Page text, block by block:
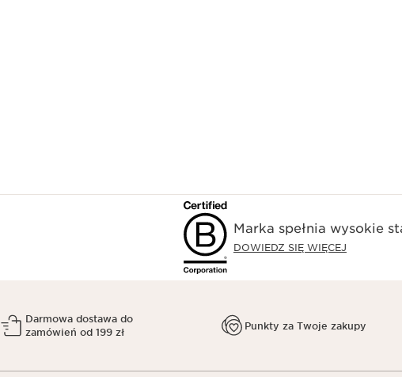
Marka spełnia wysokie
DOWIEDZ SIĘ WIĘCEJ
Darmowa dostawa do
zamówień od 199 zł
Punkty za Twoje zakupy